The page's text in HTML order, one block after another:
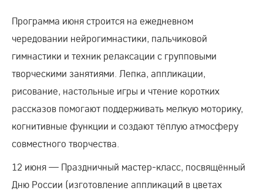
Программа июня строится на ежедневном
чередовании нейрогимнастики, пальчиковой
гимнастики и техник релаксации с групповыми
творческими занятиями. Лепка, аппликации,
рисование, настольные игры и чтение коротких
рассказов помогают поддерживать мелкую моторику,
когнитивные функции и создают тёплую атмосферу
совместного творчества.
12 июня — Праздничный мастер‑класс, посвящённый
Дню России (изготовление аппликаций в цветах